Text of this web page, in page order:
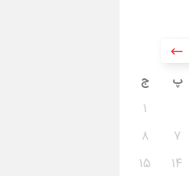
پ ج
۱
۷
۸
۱۴
۱۵